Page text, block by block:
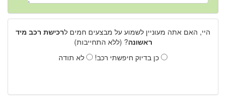
היי, האם אתה מעוניין לשמוע על מבצעים חמים לרכישת רכב מיד
ראשונה? (ללא התחייבות)
כן בדיוק חיפשתי רכב!
לא תודה